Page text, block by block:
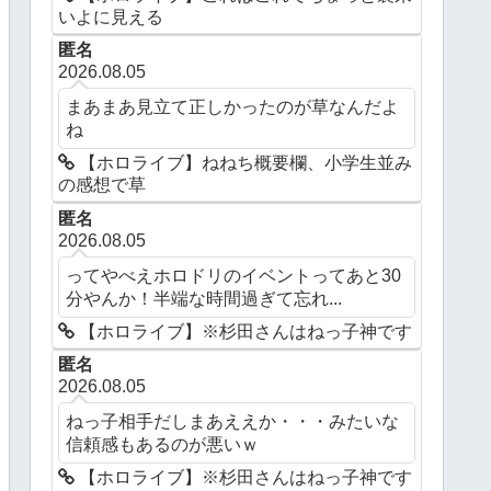
いよに見える
匿名
2026.08.05
まあまあ見立て正しかったのが草なんだよ
ね
【ホロライブ】ねねち概要欄、小学生並み
の感想で草
匿名
2026.08.05
ってやべえホロドリのイベントってあと30
分やんか！半端な時間過ぎて忘れ...
【ホロライブ】※杉田さんはねっ子神です
匿名
2026.08.05
ねっ子相手だしまあええか・・・みたいな
信頼感もあるのが悪いｗ
【ホロライブ】※杉田さんはねっ子神です